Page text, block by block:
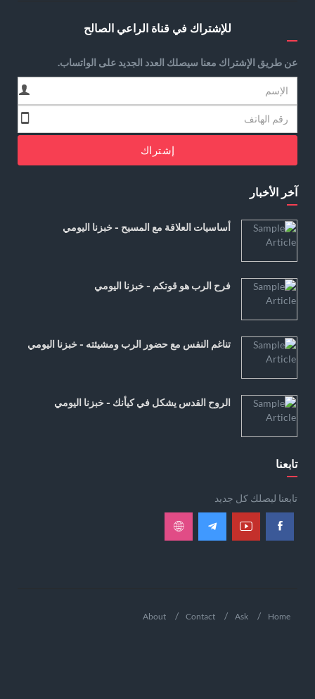
للإشتراك في قناة الراعي الصالح
عن طريق الإشتراك معنا سيصلك العدد الجديد على الواتساب.
إشتراك
آخر الأخبار
أساسيات العلاقة مع المسيح - خبزنا اليومي
فرح الرب هو قوتكم - خبزنا اليومي
تناغم النفس مع حضور الرب ومشيئته - خبزنا اليومي
الروح القدس يشكل في كيأنك - خبزنا اليومي
تابعنا
تابعنا ليصلك كل جديد
Home
Ask
Contact
About